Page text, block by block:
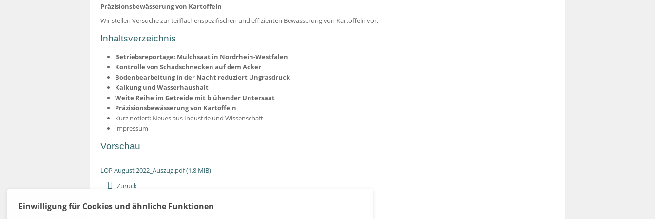
Präzisionsbewässerung von Kartoffeln
Wir stellen Versuche zur teilflächenspezifischen und effizienten Bewässerung von Kartoffeln vor.
Inhaltsverzeichnis
Betriebsreportage: Mulchsaat in Nordrhein-Westfalen
Kontrolle von Schadschnecken auf dem Acker
Bodenbearbeitung in der Nacht reduziert Ungrasdruck
Kalkung und Wasserhaushalt
Weite Reihe im Getreide mit blühender Untersaat
Präzisionsbewässerung von Kartoffeln
Kurz notiert: Neues aus Industrie und Wissenschaft
Impressum
Vorschau
LOP August 2022_Auszug.pdf(1,8 MiB)
Zurück
Einwilligung für Cookies und ähnliche Funktionen